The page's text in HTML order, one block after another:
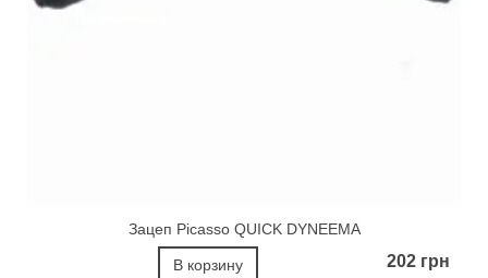
Зацеп Picasso QUICK DYNEEMA
202 грн
В корзину